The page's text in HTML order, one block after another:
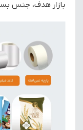
بازار هدف، جنس